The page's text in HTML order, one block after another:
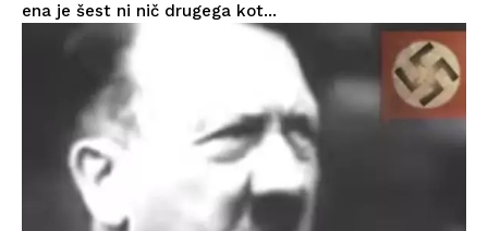
ena je šest ni nič drugega kot...